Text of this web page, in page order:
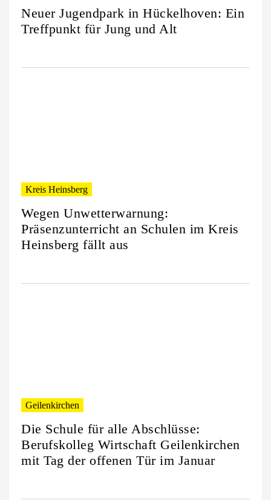
Neuer Jugendpark in Hückelhoven: Ein
Treffpunkt für Jung und Alt
Kreis Heinsberg
Wegen Unwetterwarnung:
Präsenzunterricht an Schulen im Kreis
Heinsberg fällt aus
Geilenkirchen
Die Schule für alle Abschlüsse:
Berufskolleg Wirtschaft Geilenkirchen
mit Tag der offenen Tür im Januar